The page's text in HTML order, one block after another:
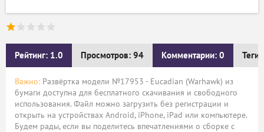
Рейтинг: 1.0 Просмотров: 94 Комментарии: 0 Теги:
Важно: Развёртка модели №17953 - Eucadian (Warhawk) из
бумаги доступна для бесплатного скачивания и свободного
использования. Файл можно загрузить без регистрации и
открыть на устройствах Android, iPhone, iPad или компьютере.
Будем рады, если вы поделитесь впечатлениями о сборке с